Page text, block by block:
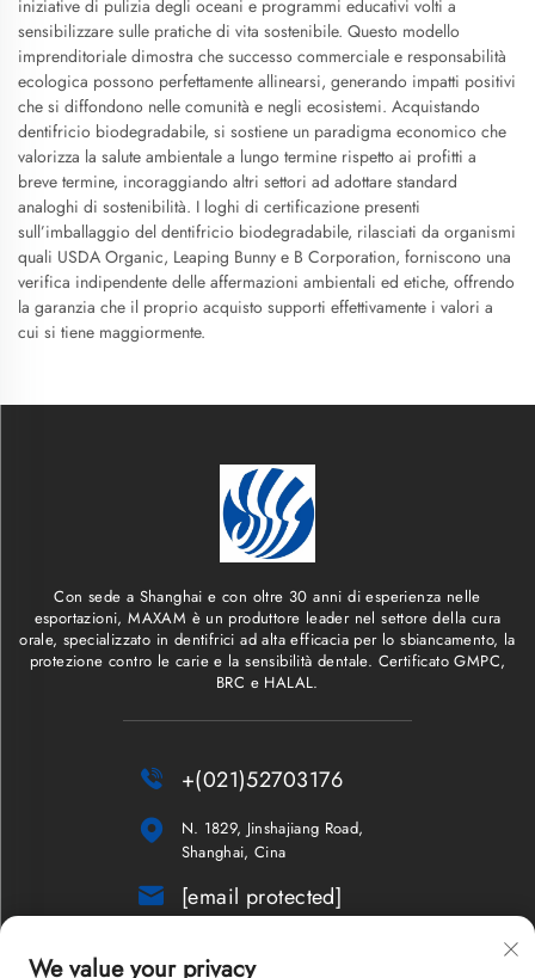
iniziative di pulizia degli oceani e programmi educativi volti a
sensibilizzare sulle pratiche di vita sostenibile. Questo modello
imprenditoriale dimostra che successo commerciale e responsabilità
ecologica possono perfettamente allinearsi, generando impatti positivi
che si diffondono nelle comunità e negli ecosistemi. Acquistando
dentifricio biodegradabile, si sostiene un paradigma economico che
valorizza la salute ambientale a lungo termine rispetto ai profitti a
breve termine, incoraggiando altri settori ad adottare standard
analoghi di sostenibilità. I loghi di certificazione presenti
sull’imballaggio del dentifricio biodegradabile, rilasciati da organismi
quali USDA Organic, Leaping Bunny e B Corporation, forniscono una
verifica indipendente delle affermazioni ambientali ed etiche, offrendo
la garanzia che il proprio acquisto supporti effettivamente i valori a
cui si tiene maggiormente.
Con sede a Shanghai e con oltre 30 anni di esperienza nelle
esportazioni, MAXAM è un produttore leader nel settore della cura
orale, specializzato in dentifrici ad alta efficacia per lo sbiancamento, la
protezione contro le carie e la sensibilità dentale. Certificato GMPC,
BRC e HALAL.
 +(021)52703176

N. 1829, Jinshajiang Road,
Shanghai, Cina
 [email protected]
Newsletter
We value your privacy